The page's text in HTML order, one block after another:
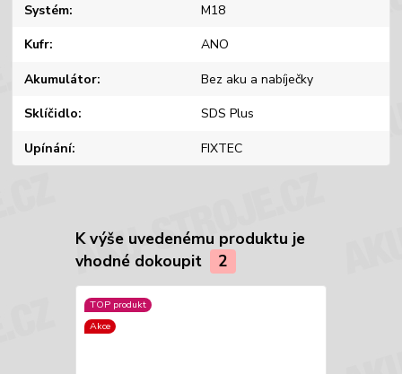
Systém M18
Kufr ANO
Akumulátor Bez aku a nabíječky
Sklíčidlo SDS Plus
Upínání FIXTEC
K výše uvedenému produktu je
vhodné dokoupit
2
TOP produkt
Akce